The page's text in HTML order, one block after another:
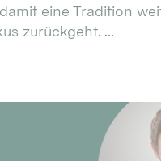
eine Tradition
zurückgeht. ...